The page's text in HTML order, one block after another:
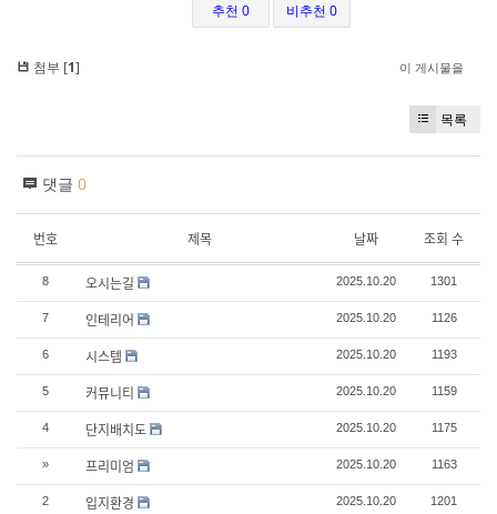
추천 0 비추천 0
첨부 [1] 이 게시물을
목록
댓글 0
번호 제목 날짜 조회 수
8 오시는길 2025.10.20 1301
7 인테리어 2025.10.20 1126
6 시스템 2025.10.20 1193
5 커뮤니티 2025.10.20 1159
4 단지배치도 2025.10.20 1175
» 프리미엄 2025.10.20 1163
2 입지환경 2025.10.20 1201